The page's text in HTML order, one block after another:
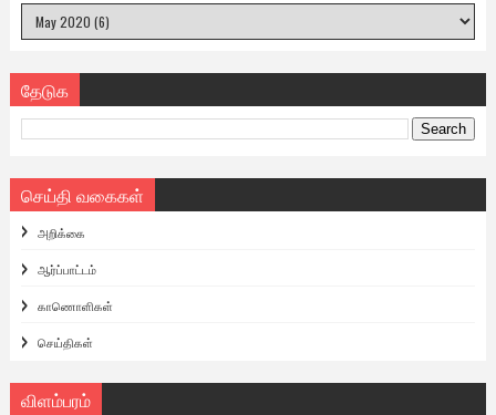
தேடுக
செய்தி வகைகள்
அறிக்கை
ஆர்ப்பாட்டம்
காணொளிகள்
செய்திகள்
விளம்பரம்